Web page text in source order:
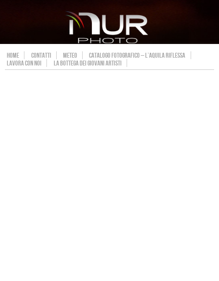
HOME CONTATTI METEO
CATALOGO FOTOGRAFICO – L’AQUILA RIFLESSA
LAVORA CON NOI
LA BOTTEGA DEI GIOVANI ARTISTI